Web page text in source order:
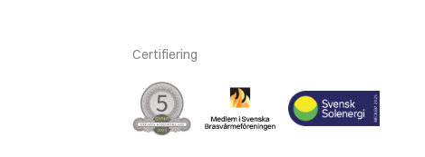
Certifiering